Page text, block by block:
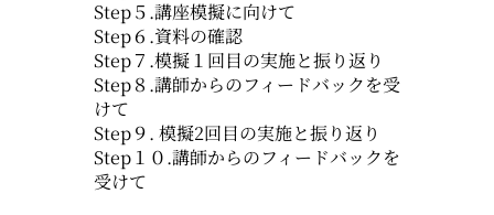
Step５.講座模擬に向けて
Step６.資料の確認
Step７.模擬１回目の実施と振り返り
Step８.講師からのフィードバックを受
けて
Step９. 模擬2回目の実施と振り返り
Step１０.講師からのフィードバックを
受けて